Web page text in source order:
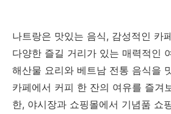
나트랑은 맛있는 음식, 감성적인 카
다양한 즐길 거리가 있는 매력적인
해산물 요리와 베트남 전통 음식을
카페에서 커피 한 잔의 여유를 즐겨
한, 야시장과 쇼핑몰에서 기념품 쇼